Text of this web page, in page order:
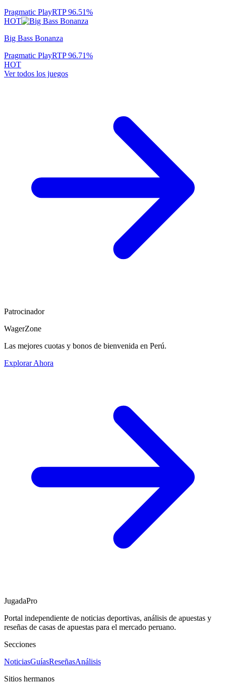
Pragmatic PlayRTP96.51%
HOT
Big Bass Bonanza
Pragmatic PlayRTP96.71%
HOT
Ver todos los juegos
Patrocinador
WagerZone
Las mejores cuotas y bonos de bienvenida en Perú.
Explorar Ahora
JugadaPro
Portal independiente de noticias deportivas, análisis de apuestas y
reseñas de casas de apuestas para el mercado peruano.
Secciones
NoticiasGuíasReseñasAnálisis
Sitios hermanos